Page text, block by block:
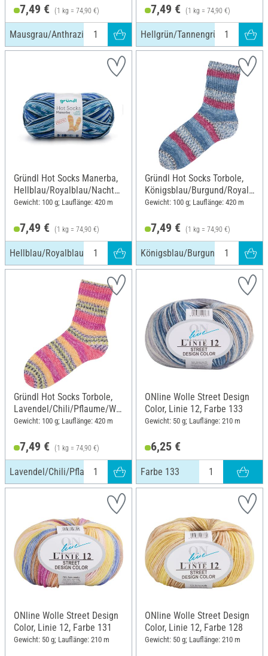
7,49 € (1 kg = 74,90 €)
Mausgrau/Anthrazit/Natur
7,49 € (1 kg = 74,90 €)
Hellgrün/Tannengrün/
Gründl Hot Socks Manerba,
Hellblau/Royalblau/Nachtbl
au/Natur
Gewicht: 100 g; Lauflänge: 420 m
7,49 € (1 kg = 74,90 €)
Hellblau/Royalblau/Nachtblau/Natur
Gründl Hot Socks Torbole,
Königsblau/Burgund/Royal/
Weiß/Marine
Gewicht: 100 g; Lauflänge: 420 m
7,49 € (1 kg = 74,90 €)
Königsblau/Burgund/Royal/
Gründl Hot Socks Torbole,
Lavendel/Chili/Pflaume/Wei
ß/Salatgrün/Gelb
Gewicht: 100 g; Lauflänge: 420 m
7,49 € (1 kg = 74,90 €)
Lavendel/Chili/Pflaume/Weiß/Salatgrün/Gelb
ONline Wolle Street Design
Color, Linie 12, Farbe 133
Gewicht: 50 g; Lauflänge: 210 m
6,25 €
Farbe 133
ONline Wolle Street Design
Color, Linie 12, Farbe 131
Gewicht: 50 g; Lauflänge: 210 m
ONline Wolle Street Design
Color, Linie 12, Farbe 128
Gewicht: 50 g; Lauflänge: 210 m